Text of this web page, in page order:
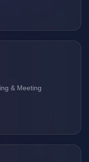
& Meeting